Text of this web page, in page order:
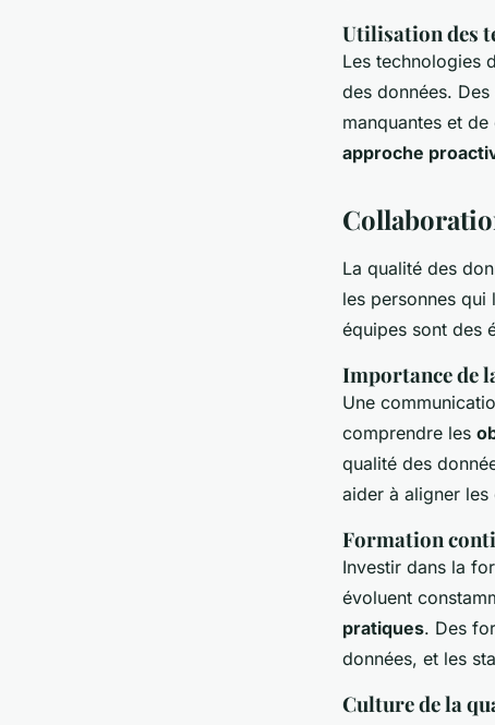
Utilisation des
Les technologies
des données.
manquantes et
approche
La qualité des
les personnes qui
équipes sont des
Importance de
Une
comprendre les
qualité des
aider à aligner les
Formation
Investir dans la
évoluent
pratiques. Des
données, et les
Culture de la